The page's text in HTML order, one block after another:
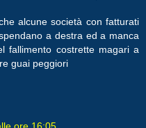
alcune società con fatturati
a destra ed a manca
fallimento costrette magari a
guai peggiori
ore 16:05